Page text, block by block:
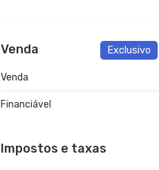
Venda Exclusivo
Venda
Financiável
Impostos e taxas